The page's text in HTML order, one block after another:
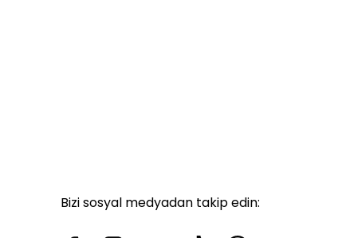
Bizi sosyal medyadan takip edin: